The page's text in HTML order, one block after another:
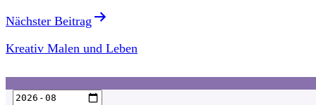
Nächster Beitrag
Kreativ Malen und Leben